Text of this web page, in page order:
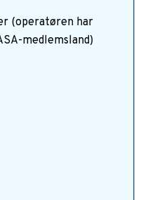
(operatøren har
medlemsland)